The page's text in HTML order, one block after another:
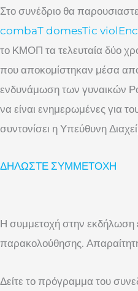
Στο συνέδριο θα
combaT domesTic
το ΚΜΟΠ τα τελευταία δύο
που αποκομίστηκαν μέσα από
ενδυνάμωση των γυναικών
να είναι ενημερωμένες για
συντονίσει η Υπεύθυνη
ΔΗΛΩΣΤΕ ΣΥΜΜΕΤΟΧΗ
Η συμμετοχή στην εκδήλωση
παρακολούθησης.
Δείτε το πρόγραμμα του